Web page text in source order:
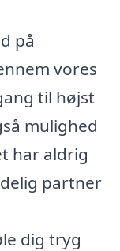
på
vores
til højst
mulighed
har aldrig
partner
dig tryg